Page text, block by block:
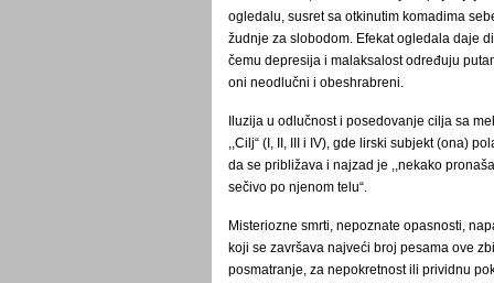
ogledalu, susret sa otkinutim komadima
žudnje za slobodom. Efekat ogledala daje
čemu depresija i malaksalost određuju
oni neodlučni i obeshrabreni.
Iluzija u odlučnost i posedovanje cilja sa
,,Cilj“ (I, II, III i IV), gde lirski subjekt (ona)
da se približava i najzad je ,,nekako
sečivo po njenom telu“.
Misteriozne smrti, nepoznate opasnosti,
koji se završava najveći broj pesama ove
posmatranje, za nepokretnost ili prividnu